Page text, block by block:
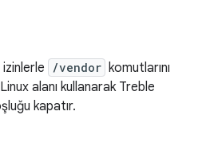
izinlerle /vendor komutlarını
alanı kullanarak Treble
kapatır.